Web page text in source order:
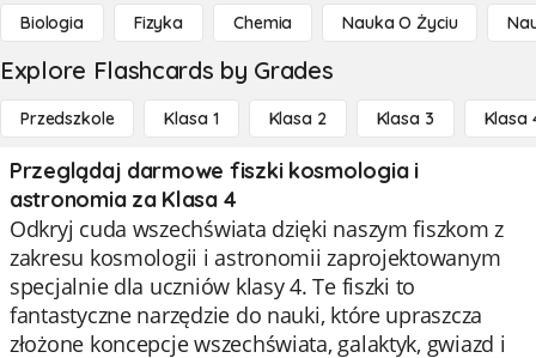
Biologia Fizyka Chemia Nauka O Życiu
Explore Flashcards by Grades
Przedszkole Klasa 1 Klasa 2 Klasa 3 Klasa
Przeglądaj darmowe fiszki kosmologia i
astronomia za Klasa 4
Odkryj cuda wszechświata dzięki naszym fiszkom z
zakresu kosmologii i astronomii zaprojektowanym
specjalnie dla uczniów klasy 4. Te fiszki to
fantastyczne narzędzie do nauki, które upraszcza
złożone koncepcje wszechświata, galaktyk, gwiazd i